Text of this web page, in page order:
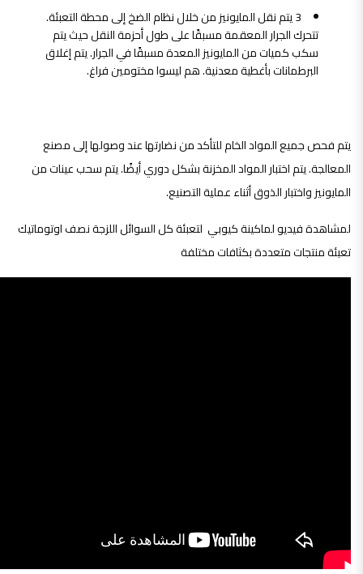
3 يتم نقل المايونيز من خلال نظام الضخ إلى محطة التعبئة.
تتحرك الجرار المعقمة مسبقًا على طول أحزمة النقل حيث يتم
سكب كميات من المايونيز المعدة مسبقًا في الجرار. يتم إغلاق
البرطمانات بأغطية معدنية. هم ليسوا مختومين فراغ.
يتم فحص جميع المواد الخام للتأكد من نضارتها عند وصولها إلى مصنع
المعالجة. يتم اختبار المواد المخزنة بشكل دوري أيضًا. يتم سحب عينات من
المايونيز واختبار الذوق أثناء عملية التصنيع.
لمشاهدة فيديو لماكينة كيوبي لتعبئة كل السوائل اللزجة نصف اوتوماتيك
تعبئة منتجات متعددة بكثافات مختلفة